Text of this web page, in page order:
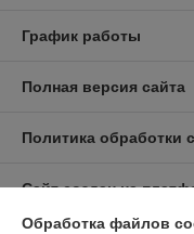
График работы
Полная версия сайта
Политика обработки
Сайт создан на
Обработка файлов